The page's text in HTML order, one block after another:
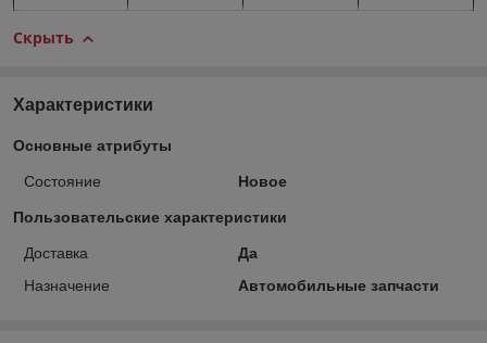
Скрыть
Характеристики
Основные атрибуты
Состояние Новое
Пользовательские характеристики
Доставка
Да
Назначение
Автомобильные запчасти